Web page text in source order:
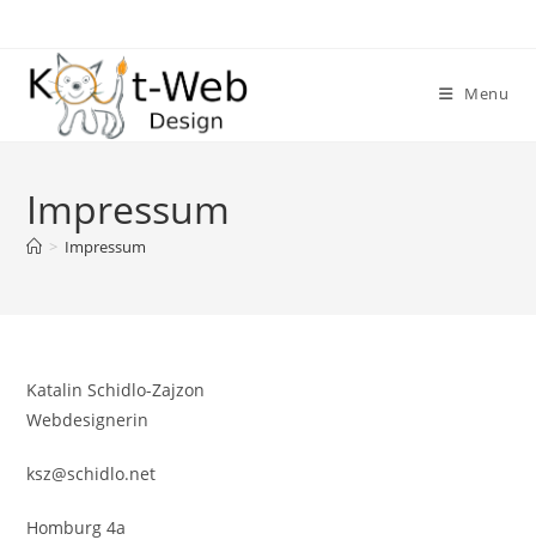
content
Menu
Impressum
> Impressum
Katalin Schidlo-Zajzon
Webdesignerin
ksz@schidlo.net
Homburg 4a